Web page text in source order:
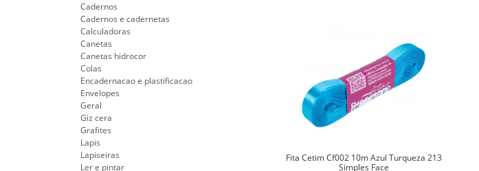
Cadernos
Cadernos e cadernetas
Calculadoras
Canetas
Canetas hidrocor
Colas
Encadernacao e plastificacao
Envelopes
Geral
Giz cera
Grafites
Lapis
Lapiseiras
Ler e pintar
Fita Cetim Cf002 10m Azul Turqueza 213
Simples Face